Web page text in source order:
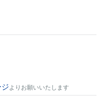
よりお願いいたします